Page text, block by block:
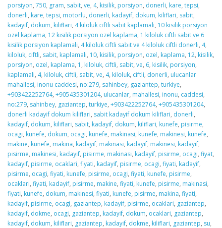
porsiyon, 750, gram, sabit, ve, 4, kisilik, porsiyon, donerli, kare, tepsi,
donerli, kare, tepsi, motorlu, donerli, kadayif, dokum, kiliflari, sabit,
kadayif, dokum, kiliflari, 4 kiloluk ciftli sabit kaplamali, 10 kisilik porsiyon
ozel kaplama, 12 kisilik porsiyon ozel kaplama, 1 kiloluk ciftli sabit ve 6
kisilik porsiyon kaplamali, 4 kiloluk ciftli sabit ve 4 kiloluk ciftli donerli, 4,
kiloluk, ciftli, sabit, kaplamali, 10, kisilik, porsiyon, ozel, kaplama, 12, kisilik,
porsiyon, ozel, kaplama, 1 , kiloluk, ciftli, sabit, ve, 6, kisilik, porsiyon,
kaplamali, 4, kiloluk, ciftli, sabit, ve, 4, kiloluk, ciftli, donerli, ulucanlar
mahallesi, inonu caddesi, no:279, sahinbey, gaziantep, turkiye,
+903422252764, +905435301204, ulucanlar, mahallesi, inonu, caddesi,
no:279, sahinbey, gaziantep, turkiye, +903422252764, +905435301204,
donerli kadayif dokum kiliflari, sabit kadayif dokum kiliflari, donerli,
kadayif, dokum, kiliflari, sabit, kadayif, dokum, kiliflari, kunefe, pisirme,
ocagi, kunefe, dokum, ocagi, kunefe, makinasi, kunefe, makinesi, kunefe,
makine, kunefe, makina, kadayif, makinasi, kadayif, makinesi, kadayif,
pisirme, makinesi, kadayif, pisirme, makinasi, kadayif, pisirme, ocagi, fiyat,
kadayif, pisirme, ocaklari, fiyati, kadayif, pisirme, ocagi, fiyati, kadayif,
pisirme, ocagi, fiyati, kunefe, pisirme, ocagi, fiyati, kunefe, pisirme,
ocaklari, fiyati, kadayif, pisirme, makine, fiyati, kunefe, pisirme, makinasi,
fiyati, kunefe, dokum, makinesi, fiyati, kunefe, pisirme, makina, fiyati,
kadayif, pisirme, ocagi, gaziantep, kadayif, pisirme, ocaklari, gaziantep,
kadayif, dokme, ocagi, gaziantep, kadayif, dokum, ocaklari, gaziantep,
kadayif, dokum, kiliflari, gaziantep, kadayif, dokme, kiliflari, gaziantep, su,